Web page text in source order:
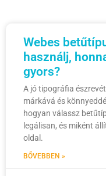
Webes
használj,
gyors?
A jó tipográfia
márkává és
hogyan válassz
legálisan, és miként
oldal.
BŐVEBBEN »